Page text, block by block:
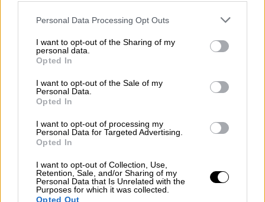
Please note that this website/app uses one or more Google
not limited to your visit or usage behaviour. You may click to
grant or deny consent to Google and its third-party tags to
use your data for below specified purposes in below Google
consent section.
Personal Data Processing Opt Outs
I want to opt-out of the Sharing of my
personal data.
Opted In
I want to opt-out of the Sale of my
Personal Data.
Opted In
I want to opt-out of processing my
Personal Data for Targeted Advertising.
Opted In
I want to opt-out of Collection, Use,
Retention, Sale, and/or Sharing of my
Personal Data that Is Unrelated with the
Purposes for which it was collected.
Opted Out
πράξει η KFOR θα αναλάβει δράση η
αστυνομία.
Το Βελιγράδι
προειδοποιήσεις αυτές και ο πρόεδρος της
ΔημοκρατίαςΑλεξάνταρ Βούτσιτς
και τηναστυνομία.
αύξηση της μαχητικής τους ετοιμότητας θα
λάβω όλα τα μέτρα για να προστατεύσω τον